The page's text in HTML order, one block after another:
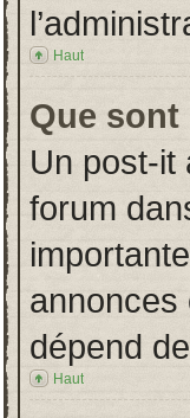
Haut
Que
Un post-it
forum
annonces
dépend
Haut